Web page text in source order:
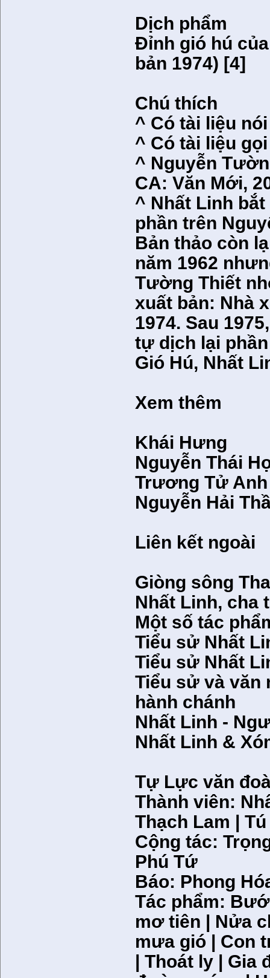
Dịch phẩm
Đỉnh gió hú
bản 1974) [4]
Chú thích
^ Có tài liệu
^ Có tài liệu
^ Nguyễn
CA: Văn Mới,
^ Nhất Linh
phần trên
Bản thảo còn
năm 1962
Tường Thiết
xuất bản: Nhà
1974. Sau
tự dịch lại
Gió Hú, Nhất
Xem thêm
Khái Hưng
Nguyễn Thái
Trương Tử Anh
Nguyễn Hải
Liên kết ngoài
Giòng sông
Nhất Linh, cha
Một số tác
Tiểu sử Nhất
Tiểu sử Nhất
Tiểu sử và văn
hành chánh
Nhất Linh -
Nhất Linh &
Tự Lực văn
Thành viên:
Thạch Lam |
Cộng tác:
Phú Tứ
Báo: Phong
Tác phẩm:
mơ tiên | Nửa
mưa gió | Con
| Thoát ly |